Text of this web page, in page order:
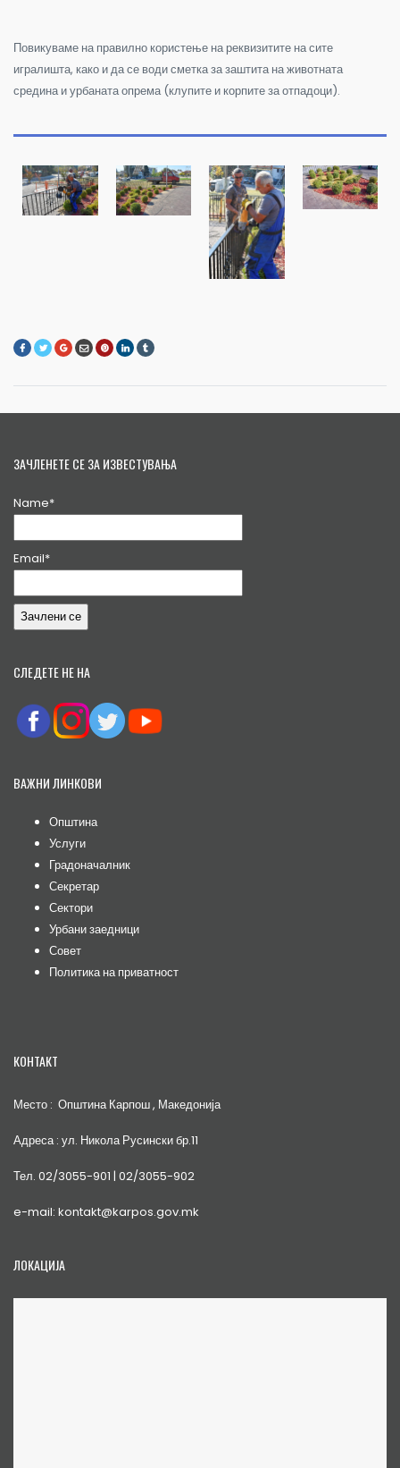
Повикуваме на правилно користење на реквизитите на сите
игралишта, како и да се води сметка за заштита на животната
средина и урбаната опрема (клупите и корпите за отпадоци).
ЗАЧЛЕНЕТЕ СЕ ЗА ИЗВЕСТУВАЊА
Name*
Email*
СЛЕДЕТЕ НЕ НА
ВАЖНИ ЛИНКОВИ
Општина
Услуги
Градоначалник
Секретар
Сектори
Урбани заедници
Совет
Политика на приватност
КОНТАКТ
Место : Општина Карпош , Македонија
Адреса : ул. Никола Русински бр.11
Тел. 02/3055-901 | 02/3055-902
e-mail: kontakt@karpos.gov.mk
ЛОКАЦИЈА